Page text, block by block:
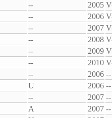
-- 2005
-- 2006
-- 2007
-- 2008
-- 2009
-- 2010
-- 2006 --
U 2006 --
-- 2007 --
A 2007 --